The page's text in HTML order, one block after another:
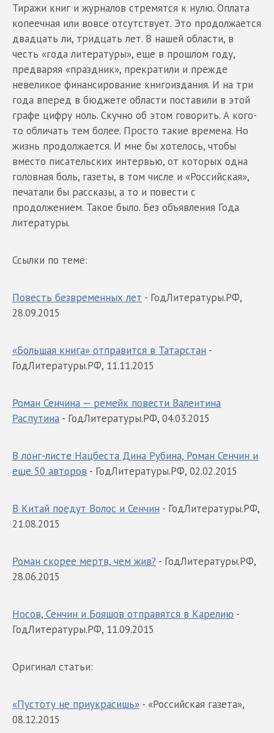
Тиражи книг и журналов стремятся к нулю. Оплата
копеечная или вовсе отсутствует. Это продолжается
двадцать ли, тридцать лет. В нашей области, в
честь «года литературы», еще в прошлом году,
предваряя «праздник», прекратили и прежде
невеликое финансирование книгоиздания. И на три
года вперед в бюджете области поставили в этой
графе цифру ноль. Скучно об этом говорить. А кого-
то обличать тем более. Просто такие времена. Но
жизнь продолжается. И мне бы хотелось, чтобы
вместо писательских интервью, от которых одна
головная боль, газеты, в том числе и «Российская»,
печатали бы рассказы, а то и повести с
продолжением. Такое было. Без объявления Года
литературы.
Ссылки по теме:
Повесть безвременных лет - ГодЛитературы.РФ,
28.09.2015
«Большая книга» отправится в Татарстан -
ГодЛитературы.РФ, 11.11.2015
Роман Сенчина — ремейк повести Валентина
Распутина - ГодЛитературы.РФ, 04.03.2015
В лонг-листе Нацбеста Дина Рубина, Роман Сенчин и
еще 50 авторов - ГодЛитературы.РФ, 02.02.2015
В Китай поедут Волос и Сенчин - ГодЛитературы.РФ,
21.08.2015
Роман скорее мертв, чем жив? - ГодЛитературы.РФ,
28.06.2015
Носов, Сенчин и Бояшов отправятся в Карелию -
ГодЛитературы.РФ, 11.09.2015
Оригинал статьи:
«Пустоту не приукрасишь» - «Российская газета»,
08.12.2015